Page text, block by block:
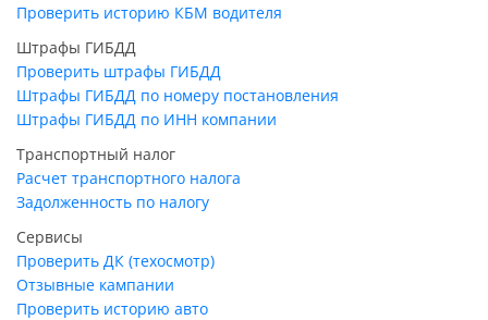
Проверить историю КБМ водителя
Штрафы ГИБДД
Проверить штрафы ГИБДД
Штрафы ГИБДД по номеру постановления
Штрафы ГИБДД по ИНН компании
Транспортный налог
Расчет транспортного налога
Задолженность по налогу
Сервисы
Проверить ДК (техосмотр)
Отзывные кампании
Проверить историю авто